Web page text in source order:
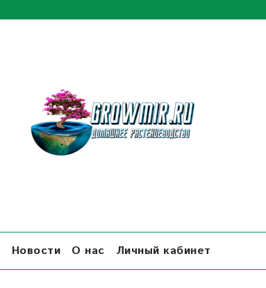
Новости О нас Личный кабинет